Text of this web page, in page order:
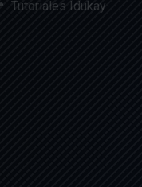
Tutoriales Idukay